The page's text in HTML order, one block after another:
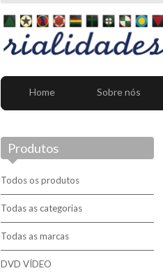
Home Sobre nós
Produtos
Todos os produtos
Todas as categorias
Todas as marcas
DVD VÍDEO